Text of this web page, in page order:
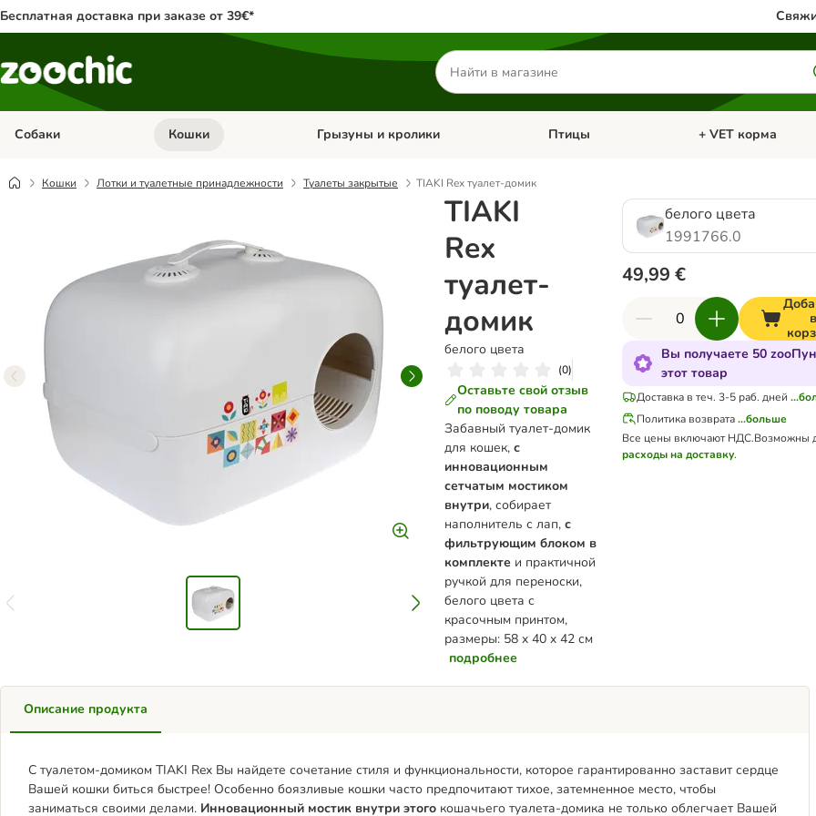
Бесплатная доставка при заказе от 39€*
Поиск
товаров
Собаки Откройте меню категории: Собаки
Кошки Откройте меню категории: Кошки
Грызуны и кролики Откройте меню категории: Грызуны и кролики
Птицы Откройте меню
+ VET корма
Кошки Лотки и туалетные принадлежности Туалеты закрытые TIAKI Rex туалет-домик
TIAKI
Rex
туалет-
домик
белого цвета
(0)
Оставьте свой отзыв
по поводу товара
Забавный туалет-домик
для кошек, с
инновационным
сетчатым мостиком
внутри, собирает
наполнитель с лап, с
фильтрующим блоком в
комплектеи практичной
ручкой для переноски,
белого цвета с
красочным принтом,
размеры: 58 x 40 x 42 см
подробнее
белого цвета
1991766.0
49,99 €
в
Вы получаете 50
этот товар
Доставка в теч. 3-5 раб. дней
Политика возврата ...больше
Все цены включают НДС.Возможны
расходы на доставку.
Описание продукта
С туалетом-домиком TIAKI Rex Вы найдете сочетание стиля и функциональности, которое гарантированно заставит сердце
Вашей кошки биться быстрее! Особенно боязливые кошки часто предпочитают тихое, затемненное место, чтобы
заниматься своими делами. Инновационный мостик внутри этого кошачьего туалета-домика не только облегчает Вашей